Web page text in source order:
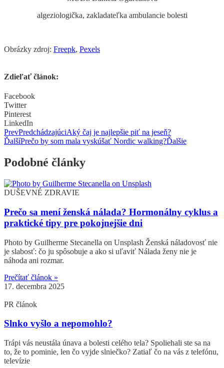
algeziologička, zakladateľka ambulancie bolesti
Obrázky zdroj: Freepk, Pexels
Zdieľať článok:
Facebook
Twitter
Pinterest
LinkedIn
PrevPredchádzajúciAký čaj je najlepšie piť na jeseň?
ĎalšíPrečo by som mala vyskúšať Nordic walking?Ďalšie
Podobné články
DUŠEVNÉ ZDRAVIE
Prečo sa mení ženská nálada? Hormonálny cyklus a
praktické tipy pre pokojnejšie dni
Photo by Guilherme Stecanella on Unsplash Ženská náladovosť nie
je slabosť: čo ju spôsobuje a ako si uľaviť Nálada ženy nie je
náhoda ani rozmar.
Prečítať článok »
17. decembra 2025
PR článok
Slnko vyšlo a nepomohlo?
Trápi vás neustála únava a bolesti celého tela? Spoliehali ste sa na
to, že to pominie, len čo vyjde slniečko? Zatiaľ čo na vás z telefónu,
televízie